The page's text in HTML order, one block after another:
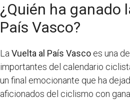
¿Quién ha ganado
País Vasco?
La Vuelta al País Vasco es una
importantes del calendario
un final emocionante que ha
aficionados del ciclismo con